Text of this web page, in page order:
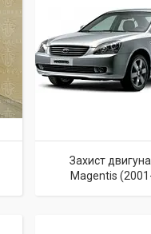
Захист
Magentis